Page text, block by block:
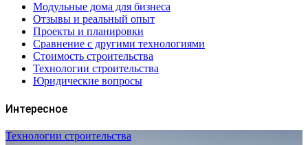
Модульные дома для бизнеса
Отзывы и реальный опыт
Проекты и планировки
Сравнение с другими технологиями
Стоимость строительства
Технологии строительства
Юридические вопросы
Интересное
Технологии строительства